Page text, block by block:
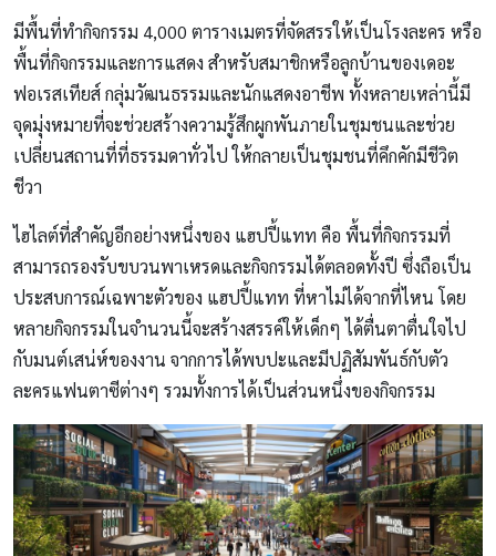
มีพื้นที่ทำกิจกรรม 4,000 ตารางเมตรที่จัดสรรให้เป็นโรงละคร หรือ
พื้นที่กิจกรรมและการแสดง สำหรับสมาชิกหรือลูกบ้านของเดอะ
ฟอเรสเทียส์ กลุ่มวัฒนธรรมและนักแสดงอาชีพ ทั้งหลายเหล่านี้มี
จุดมุ่งหมายที่จะช่วยสร้างความรู้สึกผูกพันภายในชุมชนและช่วย
เปลี่ยนสถานที่ที่ธรรมดาทั่วไป ให้กลายเป็นชุมชนที่คึกคักมีชีวิต
ชีวา
ไฮไลต์ที่สำคัญอีกอย่างหนึ่งของ แฮปปี้แทท คือ พื้นที่กิจกรรมที่
สามารถรองรับขบวนพาเหรดและกิจกรรมได้ตลอดทั้งปี ซึ่งถือเป็น
ประสบการณ์เฉพาะตัวของ แฮปปี้แทท ที่หาไม่ได้จากที่ไหน โดย
หลายกิจกรรมในจำนวนนี้จะสร้างสรรค์ให้เด็กๆ ได้ตื่นตาตื่นใจไป
กับมนต์เสน่ห์ของงาน จากการได้พบปะและมีปฏิสัมพันธ์กับตัว
ละครแฟนตาซีต่างๆ รวมทั้งการได้เป็นส่วนหนึ่งของกิจกรรม